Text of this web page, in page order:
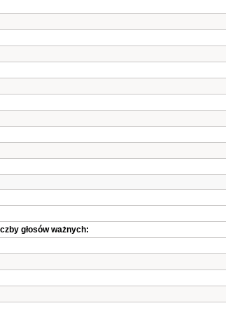
głosów ważnych: